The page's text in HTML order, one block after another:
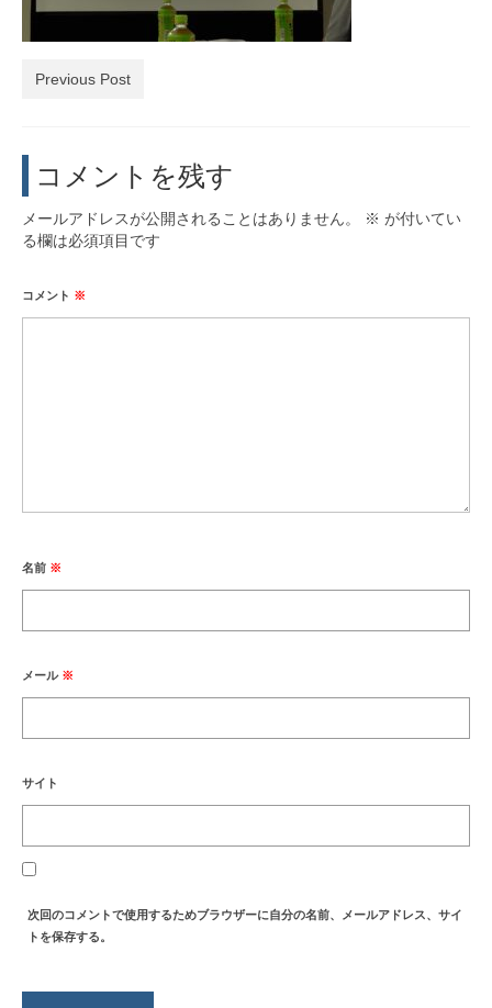
お問い合わせ・入会
Previous Post
コメントを残す
メールアドレスが公開されることはありません。 ※ が付いてい
る欄は必須項目です
コメント ※
名前 ※
メール ※
サイト
次回のコメントで使用するためブラウザーに自分の名前、メールアドレス、サイ
トを保存する。